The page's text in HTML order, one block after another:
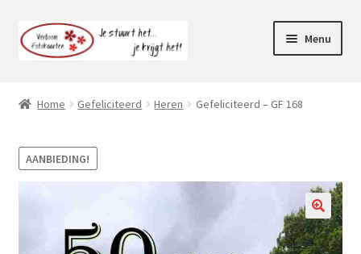
Ga
door
Ga
naar
Menu
Mijn account
Home Gefeliciteerd Heren Gefeliciteerd – GF 168
AANBIEDING!